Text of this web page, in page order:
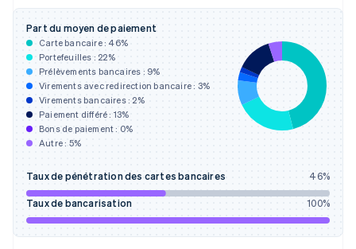
Part du moyen de paiement
Carte bancaire : 46%
Portefeuilles : 22%
Prélèvements bancaires : 9%
Virements avec redirection bancaire : 3%
Virements bancaires : 2%
Paiement différé : 13%
Bons de paiement : 0%
Autre : 5%
Taux de pénétration des cartes bancaires 46%
Taux de bancarisation 100%
Estonie
English
États-Unis
EnglishEspañol
Finlande
EnglishSvenska
France
FrançaisEnglish
Gibraltar
English
Hongrie
English